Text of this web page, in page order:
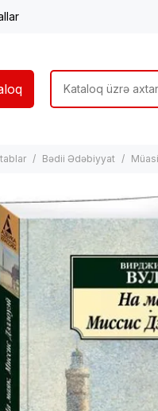
Bədii Ədəbiyyat